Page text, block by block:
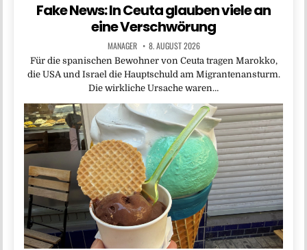
Fake News: In Ceuta glauben viele an
eine Verschwörung
MANAGER 8. AUGUST 2026
Für die spanischen Bewohner von Ceuta tragen Marokko,
die USA und Israel die Hauptschuld am Migrantenansturm.
Die wirkliche Ursache waren…